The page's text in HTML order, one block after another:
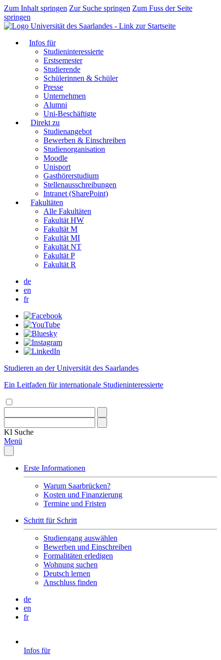
Zum Inhalt springen Zur Suche springen Zum Fuss der Seite
springen
Infos für
Studieninteressierte
Erstsemester
Studierende
Schülerinnen & Schüler
Presse
Unternehmen
Alumni
Uni-Beschäftigte
Direkt zu
Studienangebot
Bewerben & Einschreiben
Studienorganisation
Moodle
Unisport
Gasthörerstudium
Stellenausschreibungen
Intranet (SharePoint)
Fakultäten
Alle Fakultäten
Fakultät HW
Fakultät M
Fakultät MI
Fakultät NT
Fakultät P
Fakultät R
de
en
fr
Studieren an der Universität des Saarlandes
Ein Leitfaden für internationale Studieninteressierte
KI Suche
Menü
Erste Informationen
Warum Saarbrücken?
Kosten und Finanzierung
Termine und Fristen
Schritt für Schritt
Studiengang auswählen
Bewerben und Einschreiben
Formalitäten erledigen
Wohnung suchen
Deutsch lernen
Anschluss finden
de
en
fr
Infos für